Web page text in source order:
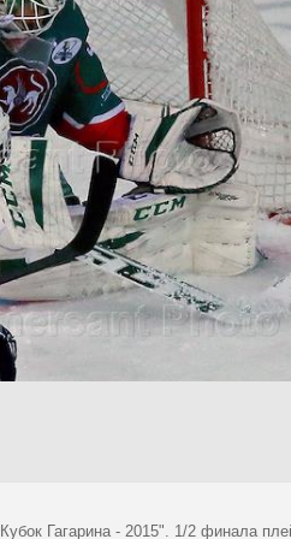
Гагарина - 2015". 1/2 финала